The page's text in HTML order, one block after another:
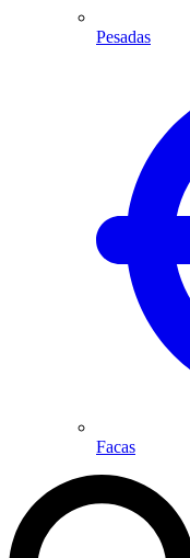
Pesadas
Facas